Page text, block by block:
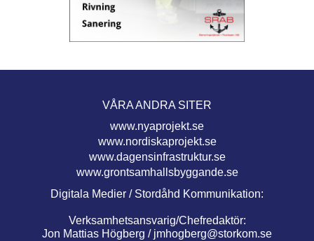
VÅRA ANDRA SITER
www.nyaprojekt.se
www.nordiskaprojekt.se
www.dagensinfrastruktur.se
www.grontsamhallsbyggande.se
Digitala Medier / Stordåhd Kommunikation:
Verksamhetsansvarig/Chefredaktör:
Jon Mattias Högberg / jmhogberg@storkom.se